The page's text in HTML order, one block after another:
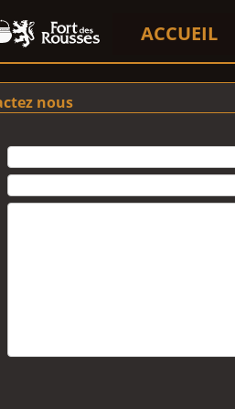
ACCUEIL
nous